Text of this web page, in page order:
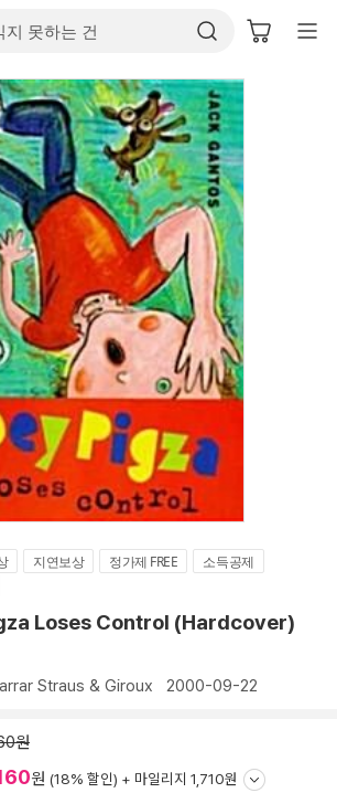
지연보상 정가제 FREE
소득공제
Loses Control (Hardcover)
Straus & Giroux 2000-09-22
원
원 (18% 할인) + 마일리지 1,710원